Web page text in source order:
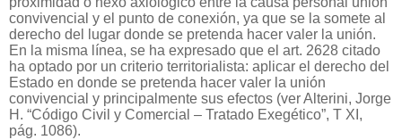
convivencial y el punto de conexión, ya que se la somete al
derecho del lugar donde se pretenda hacer valer la unión.
En la misma línea, se ha expresado que el art. 2628 citado
ha optado por un criterio territorialista: aplicar el derecho del
Estado en donde se pretenda hacer valer la unión
convivencial y principalmente sus efectos (ver Alterini, Jorge
H. “Código Civil y Comercial – Tratado Exegético”, T XI,
pág. 1086).